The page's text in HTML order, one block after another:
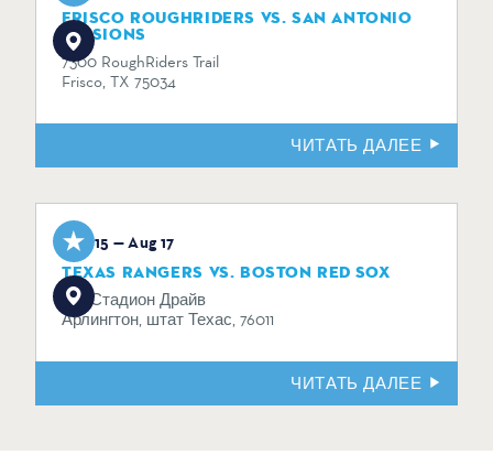
FRISCO ROUGHRIDERS VS. SAN ANTONIO
MISSIONS
7300 RoughRiders Trail
Frisco, TX 75034
ЧИТАТЬ ДАЛЕЕ
Aug 15 — Aug 17
TEXAS RANGERS VS. BOSTON RED SOX
734 Стадион Драйв
Арлингтон, штат Техас, 76011
ЧИТАТЬ ДАЛЕЕ